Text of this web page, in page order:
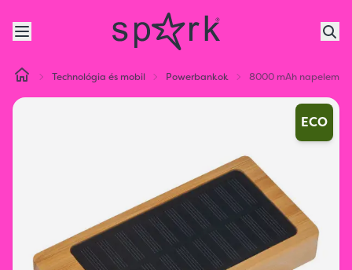
Technológia és mobil Powerbankok 8000 mAh
ECO